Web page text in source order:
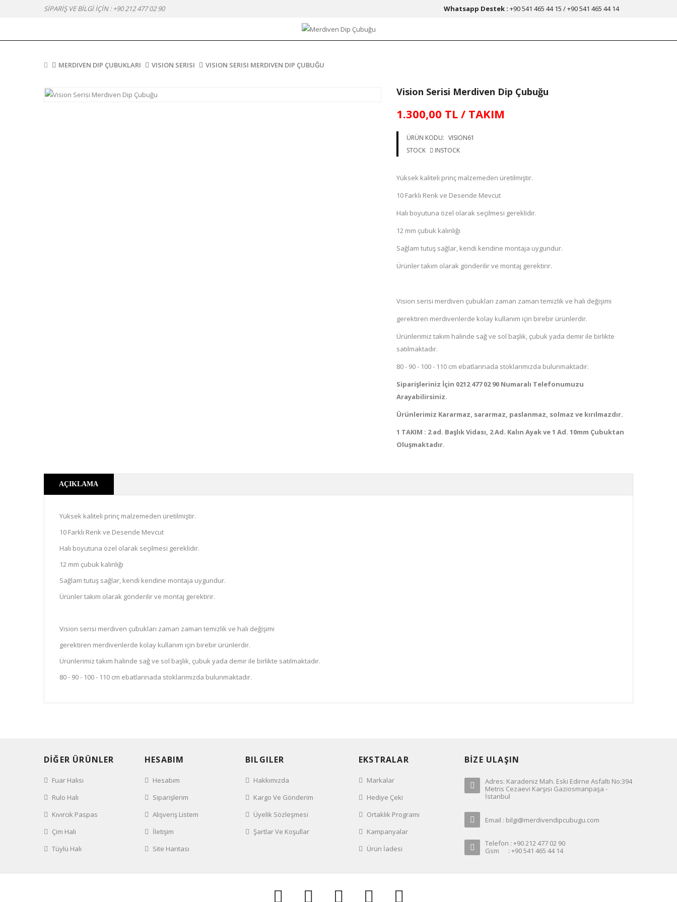
SİPARİŞ VE BİLGİ İÇİN : +90 212 477 02 90 Whatsapp Destek : +90 541 465 44 15 / +90 541 465 44 14
MERDIVEN DIP ÇUBUKLARI VISION SERISI VISION SERISI MERDIVEN DIP ÇUBUĞU
Vision Serisi Merdiven Dip Çubuğu
1.300,00 TL / TAKIM
ÜRÜN KODU: VISION61
STOCK
INSTOCK
Yüksek kaliteli prinç malzemeden üretilmiştir.
10 Farklı Renk ve Desende Mevcut
Halı boyutuna özel olarak seçilmesi gereklidir.
12 mm çubuk kalınlığı
Sağlam tutuş sağlar, kendi kendine montaja uygundur.
Ürünler takım olarak gönderilir ve montaj gerektirir.
Vision serisi merdiven çubukları zaman zaman temizlik ve halı değişimi
gerektiren merdivenlerde kolay kullanım için birebir ürünlerdir.
Ürünlerimiz takım halinde sağ ve sol başlık, çubuk yada demir ile birlikte
satılmaktadır.
80 - 90 - 100 - 110 cm ebatlarınada stoklarımızda bulunmaktadır.
Siparişleriniz İçin 0212 477 02 90 Numaralı Telefonumuzu
Arayabilirsiniz.
Ürünlerimiz Kararmaz, sararmaz, paslanmaz, solmaz ve kırılmazdır.
1 TAKIM : 2 ad. Başlık Vidası, 2 Ad. Kalın Ayak ve 1 Ad. 10mm Çubuktan
Oluşmaktadır.
AÇIKLAMA
Yüksek kaliteli prinç malzemeden üretilmiştir.
10 Farklı Renk ve Desende Mevcut
Halı boyutuna özel olarak seçilmesi gereklidir.
12 mm çubuk kalınlığı
Sağlam tutuş sağlar, kendi kendine montaja uygundur.
Ürünler takım olarak gönderilir ve montaj gerektirir.
Vision serisi merdiven çubukları zaman zaman temizlik ve halı değişimi
gerektiren merdivenlerde kolay kullanım için birebir ürünlerdir.
Ürünlerimiz takım halinde sağ ve sol başlık, çubuk yada demir ile birlikte satılmaktadır.
80 - 90 - 100 - 110 cm ebatlarınada stoklarımızda bulunmaktadır.
DİĞER ÜRÜNLER
Fuar Halısı
Rulo Halı
Kıvırcık Paspas
Çim Halı
Tüylü Halı
HESABIM
Hesabım
Siparişlerim
Alışveriş Listem
İletişim
Site Haritası
BILGILER
Hakkımızda
Kargo Ve Gönderim
Üyelik Sözleşmesi
Şartlar Ve Koşullar
EKSTRALAR
Markalar
Hediye Çeki
Ortaklık Programı
Kampanyalar
Ürün İadesi
BİZE ULAŞIN
Adres: Karadeniz Mah. Eski Edirne Asfaltı No:394
Metris Cezaevi Karşısı Gaziosmanpaşa -
İstanbul
Email : bilgi@merdivendipcubugu.com
Telefon : +90 212 477 02 90
Gsm : +90 541 465 44 14